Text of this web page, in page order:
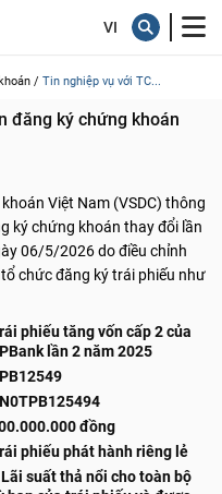
/ Tin nghiệp vụ với TC...
đăng ký chứng khoán
Việt Nam (VSDC) thông
ký chứng khoán thay đổi lần
06/5/2026 do điều chỉnh
chức đăng ký trái phiếu như
phiếu tăng vốn cấp 2 của
lần 2 năm 2025
đồng
phiếu phát hành riêng lẻ
suất thả nổi cho toàn bộ